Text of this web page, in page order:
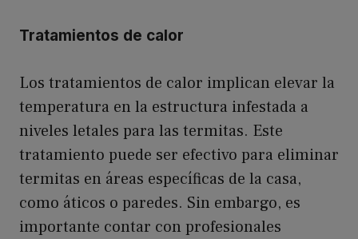
Tratamientos de calor
Los tratamientos de calor implican elevar la
temperatura en la estructura infestada a
niveles letales para las termitas. Este
tratamiento puede ser efectivo para eliminar
termitas en áreas específicas de la casa,
como áticos o paredes. Sin embargo, es
importante contar con profesionales